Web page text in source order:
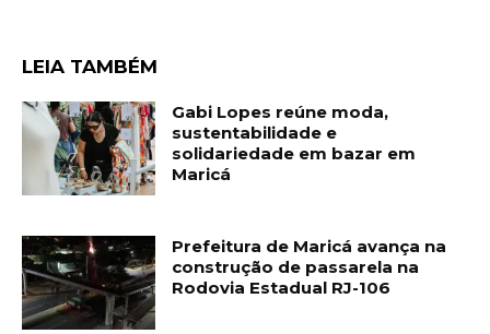
LEIA TAMBÉM
Gabi Lopes reúne moda,
sustentabilidade e
solidariedade em bazar em
Maricá
Prefeitura de Maricá avança na
construção de passarela na
Rodovia Estadual RJ-106